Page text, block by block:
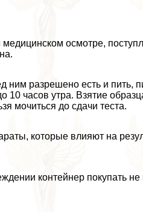
осмотре,
разрешено есть и пить,
10 часов утра. Взятие
мочиться до сдачи теста.
которые влияют на
контейнер покупать